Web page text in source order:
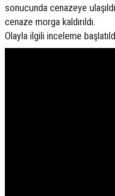
sonucunda cenazeye
cenaze morga kaldırıldı.
Olayla ilgili inceleme